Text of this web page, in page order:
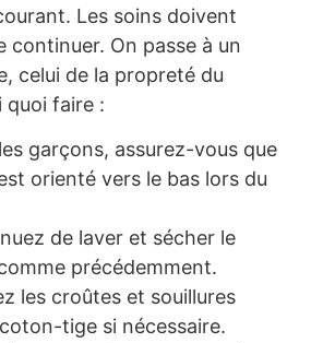
Les soins doivent
continuer. On passe à un
celui de la propreté du
quoi faire :
garçons, assurez-vous que
orienté vers le bas lors du
de laver et sécher le
précédemment.
les croûtes et souillures
tige si nécessaire.